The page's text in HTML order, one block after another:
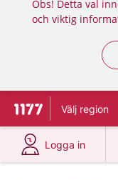
Obs! Detta val
och viktig
Till startsidan för
Välj region
Logga in
på 1177.se